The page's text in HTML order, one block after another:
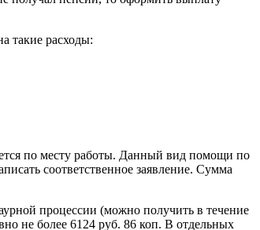
такие расходы:
по месту работы. Данный вид помощи по
соответственное заявление. Сумма
процессии (можно получить в течение
не более 6124 руб. 86 коп. В отдельных